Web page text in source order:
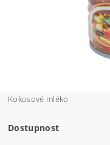
Kokosové mléko
Dostupnost